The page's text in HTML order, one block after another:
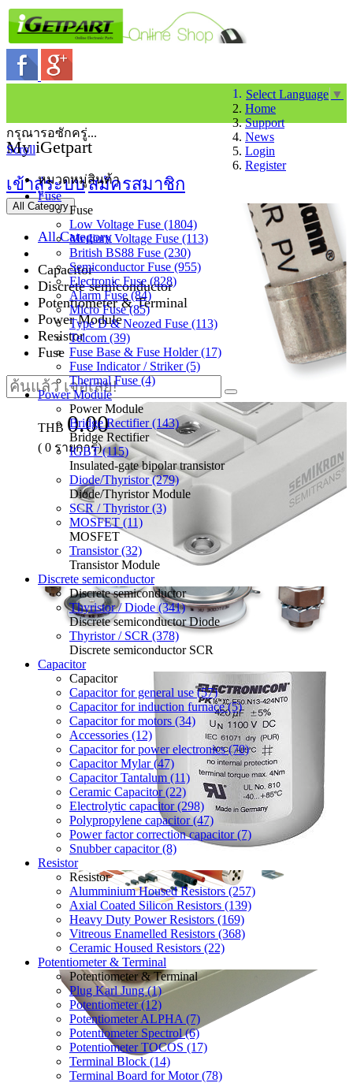
Select Language ▼
Home
Support
News
Login
Register
My iGetpart
เข้าสู่ระบบสมัครสมาชิก
All Category
All Category
Capacitor
Discrete semiconductor
Potentiometer & Terminal
Power Module
Resistor
Fuse
THB 0.00
( 0 รายการ)
กรุณารอซักครู่...
Scroll
หมวดหมู่สินค้า
Fuse
Fuse
Low Voltage Fuse (1804)
Medium Voltage Fuse (113)
British BS88 Fuse (230)
Semiconductor Fuse (955)
Electronic Fuse (828)
Alarm Fuse (84)
Micro Fuse (85)
Type D & Neozed Fuse (113)
Telcom (39)
Fuse Base & Fuse Holder (17)
Fuse Indicator / Striker (5)
Thermal Fuse (4)
Power Module
Power Module
Bridge Rectifier (143)
Bridge Rectifier
IGBT (115)
Insulated-gate bipolar transistor
Diode/Thyristor (279)
Diode/Thyristor Module
SCR / Thyristor (3)
MOSFET (11)
MOSFET
Transistor (32)
Transistor Module
Discrete semiconductor
Discrete semiconductor
Thyristor / Diode (341)
Discrete semiconductor Diode
Thyristor / SCR (378)
Discrete semiconductor SCR
Capacitor
Capacitor
Capacitor for general use (57)
Capacitor for induction furnace (5)
Capacitor for motors (34)
Accessories (12)
Capacitor for power electronics (70)
Capacitor Mylar (47)
Capacitor Tantalum (11)
Ceramic Capacitor (22)
Electrolytic capacitor (298)
Polypropylene capacitor (47)
Power factor correction capacitor (7)
Snubber capacitor (8)
Resistor
Resistor
Alumminium Housed Resistors (257)
Axial Coated Silicon Resistors (139)
Heavy Duty Power Resistors (169)
Vitreous Enamelled Resistors (368)
Ceramic Housed Resistors (22)
Potentiometer & Terminal
Potentiometer & Terminal
Plug Karl Jung (1)
Potentiometer (12)
Potentiometer ALPHA (7)
Potentiometer Spectrol (6)
Potentiometer TOCOS (17)
Terminal Block (14)
Terminal Board for Motor (78)